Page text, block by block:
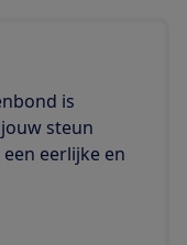
is
steun
eerlijke en